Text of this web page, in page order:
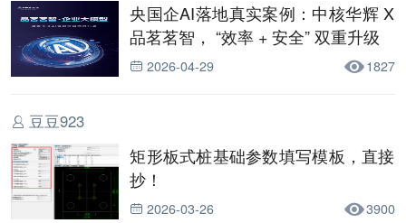
央国企AI落地真实案例：中核华辉 X
品茗茗智， “效率 + 安全” 双重升级
2026-04-29 1827
豆豆923
矩形板式桩基础参数填写模板，直接
抄！
2026-03-26 3900